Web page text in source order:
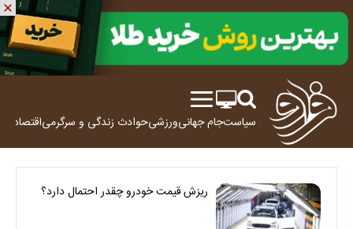
سیاستجام جهانیورزشیحوادث زندگی و سرگرمیاقتصاد
ریزش قیمت خودرو چقدر احتمال دارد؟